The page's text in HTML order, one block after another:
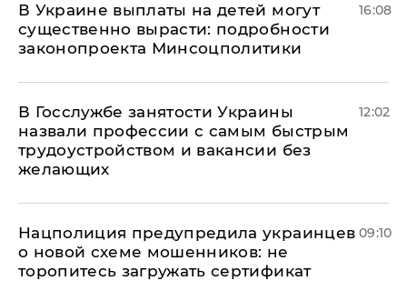
В Украине выплаты на детей могут
существенно вырасти: подробности
законопроекта Минсоцполитики
16:08
В Госслужбе занятости Украины
назвали профессии с самым быстрым
трудоустройством и вакансии без
желающих
12:02
Нацполиция предупредила украинцев
о новой схеме мошенников: не
торопитесь загружать сертификат
09:10